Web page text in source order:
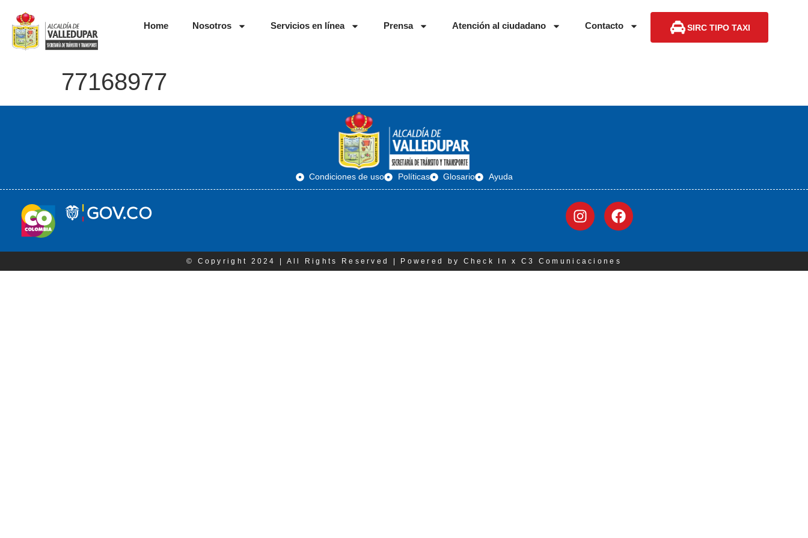
Home Nosotros Servicios en línea Prensa Atención al ciudadano Contacto SIRC TIPO TAXI
77168977
Condiciones de uso Políticas Glosario Ayuda
© Copyright 2024 | All Rights Reserved | Powered by Check In x C3 Comunicaciones